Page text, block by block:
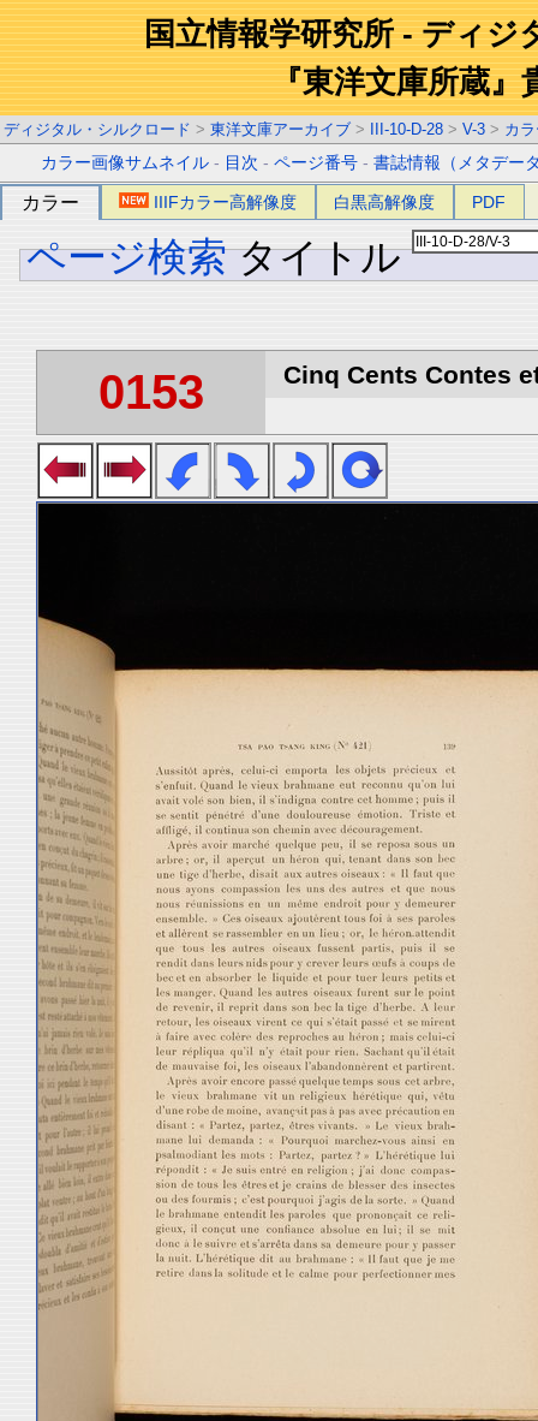
国立情報学研究所 - ディジ
『東洋文庫所蔵』
ディジタル・シルクロード > 東洋文庫アーカイブ > III-10-D-28 > V-3 > カ
カラー画像サムネイル - 目次 -ページ番号 -書誌情報（メタデー
カラー IIIFカラー高解像度 白黒高解像度 PDF
ページ検索 タイトル
0153 Cinq Cents Contes